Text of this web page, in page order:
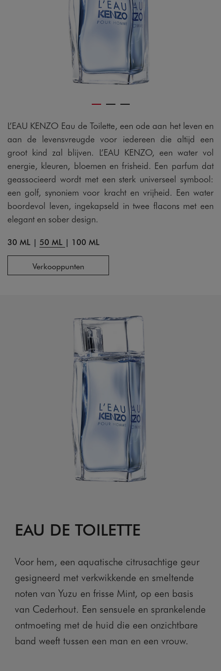
L’EAU KENZO Eau de Toilette, een ode aan het leven en
aan de levensvreugde voor iedereen die altijd een
groot kind zal blijven. L’EAU KENZO, een water vol
energie, kleuren, bloemen en frisheid. Een parfum dat
geassocieerd wordt met een sterk universeel symbool:
een golf, synoniem voor kracht en vrijheid. Een water
boordevol leven, ingekapseld in twee flacons met een
elegant en sober design.
30 ML | 50 ML | 100 ML
Verkooppunten
EAU DE TOILETTE
Voor hem, een aquatische citrusachtige geur
gesigneerd met verkwikkende en smeltende
noten van Yuzu en frisse Mint, op een basis
van Cederhout. Een sensuele en sprankelende
ontmoeting met de huid die een onzichtbare
band weeft tussen een man en een vrouw.